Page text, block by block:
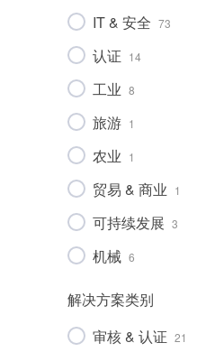
IT & 安全 73
认证 14
工业 8
旅游 1
农业 1
贸易 & 商业 1
可持续发展 3
机械 6
市政设施
解决方案类别
审核 & 认证 21